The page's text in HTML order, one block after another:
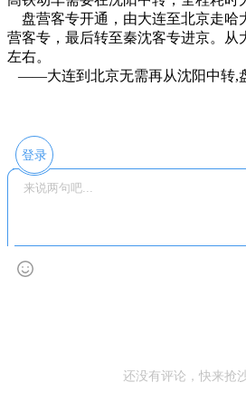
盘营客专开通，由大连至北京走哈
营客专，最后转至秦沈客专进京。从
左右。
——大连到北京无需再从沈阳中转,
登录
还没有评论，快来抢